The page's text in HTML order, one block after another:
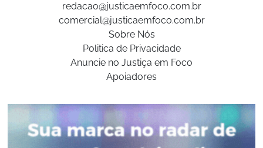
redacao@justicaemfoco.com.br
comercial@justicaemfoco.com.br
Sobre Nós
Politica de Privacidade
Anuncie no Justiça em Foco
Apoiadores